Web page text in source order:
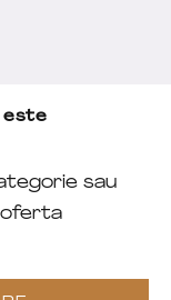
este
sau